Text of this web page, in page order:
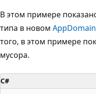
В этом примере
типа в новом AppDomain
того, в этом примере
мусора.
C#